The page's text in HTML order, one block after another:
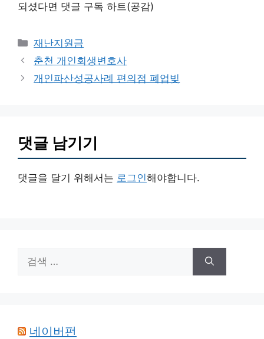
되셨다면 댓글 구독 하트(공감)
카
테
리
재난지원금
춘천 개인회생변호사
개인파산성공사례 편의점 폐업빚
댓글 남기기
댓글을 달기 위해서는 로그인해야합니다.
색:
네이버펀